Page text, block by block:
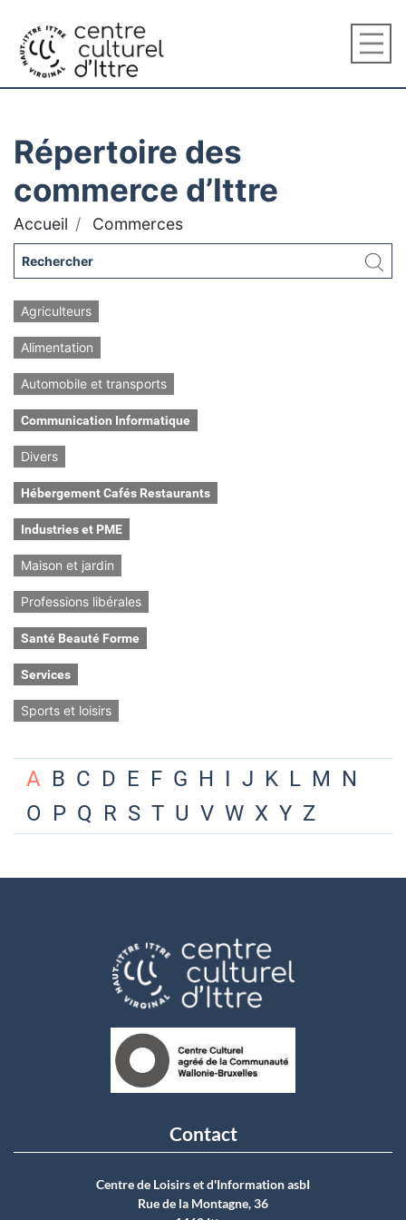
Répertoire des
commerce d’Ittre
Accueil Commerces
Agriculteurs
Alimentation
Automobile et transports
Communication Informatique
Divers
Hébergement Cafés Restaurants
Industries et PME
Maison et jardin
Professions libérales
Santé Beauté Forme
Services
Sports et loisirs
A B C D E F G H I J K L M N
O P Q R S T U V W X Y Z
Contact
Centre de Loisirs et d'Information asbI
Rue de la Montagne, 36